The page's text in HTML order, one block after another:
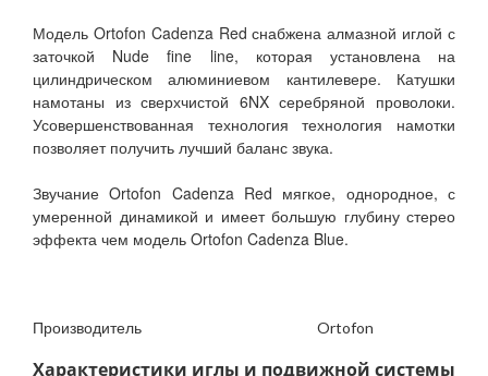
Модель Ortofon Cadenza Red снабжена алмазной иглой с
заточкой Nude fine line, которая установлена на
цилиндрическом алюминиевом кантилевере. Катушки
намотаны из сверхчистой 6NX серебряной проволоки.
Усовершенствованная технология технология намотки
позволяет получить лучший баланс звука.
Звучание Ortofon Cadenza Red мягкое, однородное, с
умеренной динамикой и имеет большую глубину стерео
эффекта чем модель Ortofon Cadenza Blue.
Производитель Ortofon
Характеристики иглы и подвижной системы